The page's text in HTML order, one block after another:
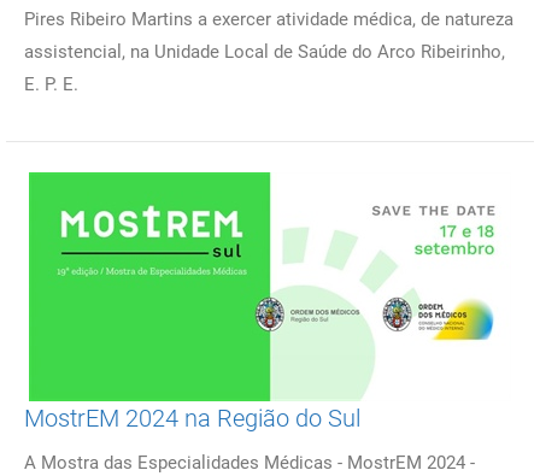
Pires Ribeiro Martins a exercer atividade médica, de natureza
assistencial, na Unidade Local de Saúde do Arco Ribeirinho,
E. P. E.
MostrEM 2024 na Região do Sul
A Mostra das Especialidades Médicas - MostrEM 2024 -